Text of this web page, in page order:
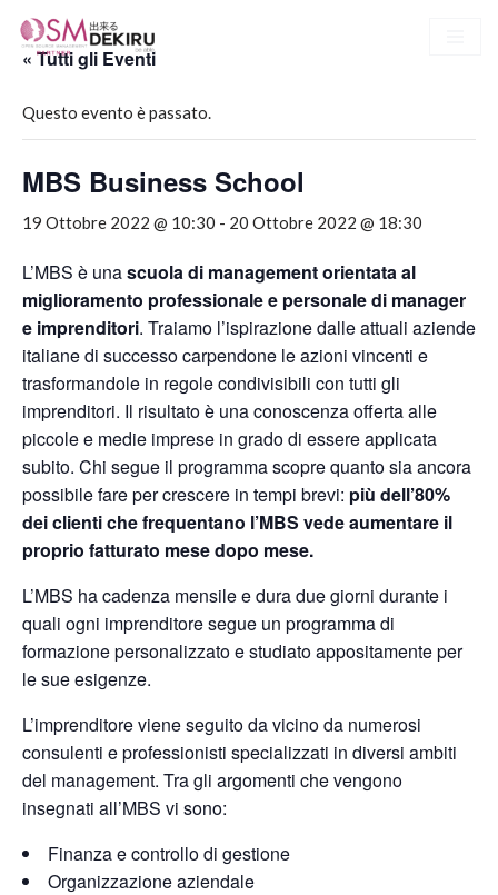
Vai
contenuto
« Tutti gli Eventi
Questo evento è passato.
MBS Business School
19 Ottobre 2022 @ 10:30 - 20 Ottobre 2022 @ 18:30
L’MBS è unascuola di management orientata al
miglioramento professionale e personale di manager
e imprenditori. Traiamo l’ispirazione dalle attuali aziende
italiane di successo carpendone le azioni vincenti e
trasformandole in regole condivisibili con tutti gli
imprenditori. Il risultato è una conoscenza offerta alle
piccole e medie imprese in grado di essere applicata
subito. Chi segue il programma scopre quanto sia ancora
possibile fare per crescere in tempi brevi: più dell’80%
dei clienti che frequentano l’MBS vede aumentare il
proprio fatturato mese dopo mese.
L’MBS ha cadenza mensile e dura due giorni durante i
quali ogni imprenditore segue un programma di
formazione personalizzatoe studiato appositamente per
le sue esigenze.
L’imprenditore viene seguito da vicino da numerosi
consulenti e professionisti specializzati in diversi ambiti
del management. Tra gli argomenti che vengono
insegnati all’MBS vi sono:
Finanza e controllo di gestione
Organizzazione aziendale